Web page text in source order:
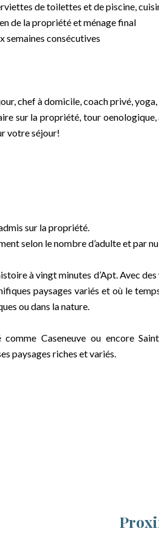
de toilettes et de piscine,
de la propriété et ménage final
semaines consécutives
chef à domicile, coach privé,
sur la propriété, tour
votre séjour!
sur la propriété.
selon le nombre d’adulte et par
à vingt minutes d’Apt. Avec
paysages variés et où le
ou dans la nature.
Caseneuve ou encore
paysages riches et variés.